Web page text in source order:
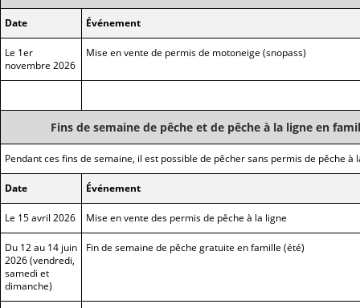
Date Événement
Le 1er
novembre 2026
Mise en vente de permis de motoneige (snopass)
Fins de semaine de pêche et de pêche à la ligne en
Pendant ces fins de semaine, il est possible de pêcher sans permis de pêche à
Date Événement
Le 15 avril 2026 Mise en vente des permis de pêche à la ligne
Du 12 au 14 juin
2026 (vendredi,
samedi et
dimanche)
Fin de semaine de pêche gratuite en famille (été)